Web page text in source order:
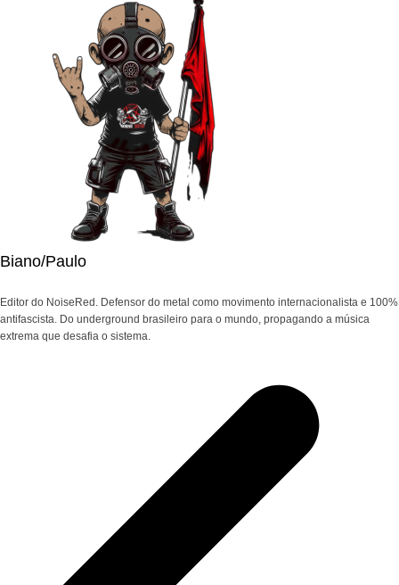
Biano/Paulo
Editor do NoiseRed. Defensor do metal como movimento internacionalista e 100%
antifascista. Do underground brasileiro para o mundo, propagando a música
extrema que desafia o sistema.